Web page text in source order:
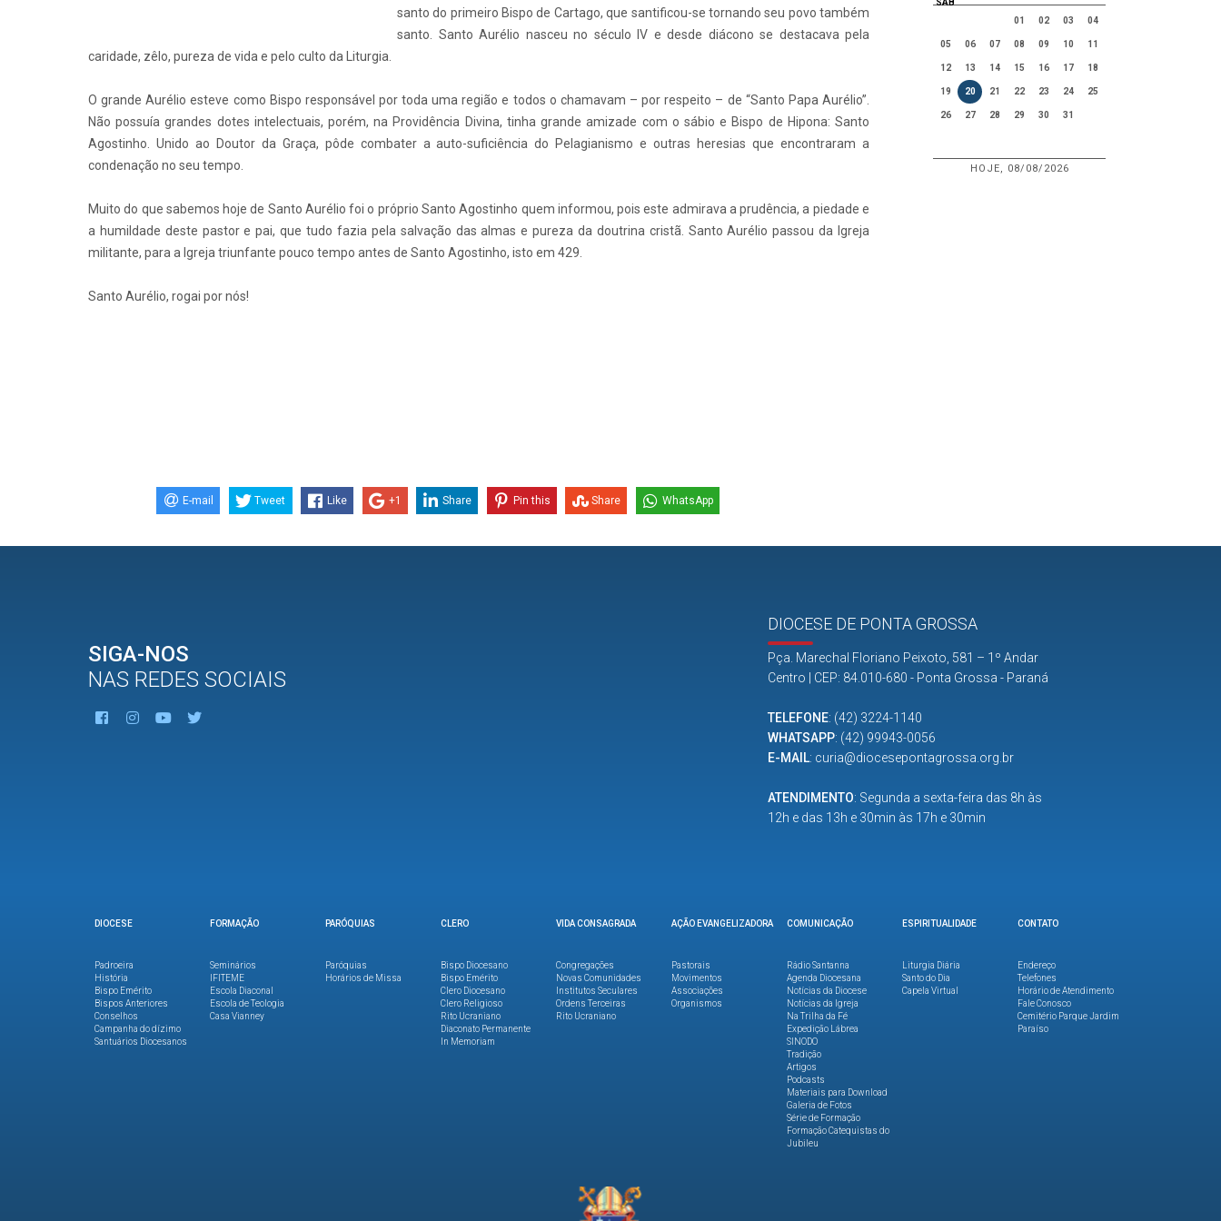
SAB
01
02 03 04
05 06 07 08 09 10 11
12 13 14 15 16 17 18
19 20 21 22 23 24 25
26 27 28 29 30 31
HOJE, 08/08/2026
santo do primeiro Bispo de Cartago, que santificou-se tornando seu povo também
santo. Santo Aurélio nasceu no século IV e desde diácono se destacava pela
caridade, zêlo, pureza de vida e pelo culto da Liturgia.
O grande Aurélio esteve como Bispo responsável por toda uma região e todos o chamavam – por respeito – de “Santo Papa Aurélio”.
Não possuía grandes dotes intelectuais, porém, na Providência Divina, tinha grande amizade com o sábio e Bispo de Hipona: Santo
Agostinho. Unido ao Doutor da Graça, pôde combater a auto-suficiência do Pelagianismo e outras heresias que encontraram a
condenação no seu tempo.
Muito do que sabemos hoje de Santo Aurélio foi o próprio Santo Agostinho quem informou, pois este admirava a prudência, a piedade e
a humildade deste pastor e pai, que tudo fazia pela salvação das almas e pureza da doutrina cristã. Santo Aurélio passou da Igreja
militante, para a Igreja triunfante pouco tempo antes de Santo Agostinho, isto em 429.
Santo Aurélio, rogai por nós!
E-mail Tweet Like +1 Share Pin this Share WhatsApp
SIGA-NOS
NAS REDES SOCIAIS
DIOCESE DE PONTA GROSSA
Pça. Marechal Floriano Peixoto, 581 – 1º Andar
Centro | CEP: 84.010-680 - Ponta Grossa - Paraná
TELEFONE: (42) 3224-1140
WHATSAPP: (42) 99943-0056
E-MAIL: curia@diocesepontagrossa.org.br
ATENDIMENTO: Segunda a sexta-feira das 8h às
12h e das 13h e 30min às 17h e 30min
DIOCESE
Padroeira
História
Bispo Emérito
Bispos Anteriores
Conselhos
Campanha do dízimo
Santuários Diocesanos
FORMAÇÃO
Seminários
IFITEME
Escola Diaconal
Escola de Teologia
Casa Vianney
PARÓQUIAS
Paróquias
Horários de Missa
CLERO
Bispo Diocesano
Bispo Emérito
Clero Diocesano
Clero Religioso
Rito Ucraniano
Diaconato Permanente
In Memoriam
VIDA CONSAGRADA
Congregações
Novas Comunidades
Institutos Seculares
Ordens Terceiras
Rito Ucraniano
AÇÃO EVANGELIZADORA
Pastorais
Movimentos
Associações
Organismos
COMUNICAÇÃO
Rádio Santanna
Agenda Diocesana
Notícias da Diocese
Notícias da Igreja
Na Trilha da Fé
Expedição Lábrea
SINODO
Tradição
Artigos
Podcasts
Materiais para Download
Galeria de Fotos
Série de Formação
Formação Catequistas do
Jubileu
ESPIRITUALIDADE
Liturgia Diária
Santo do Dia
Capela Virtual
CONTATO
Endereço
Telefones
Horário de Atendimento
Fale Conosco
Cemitério Parque Jardim
Paraíso